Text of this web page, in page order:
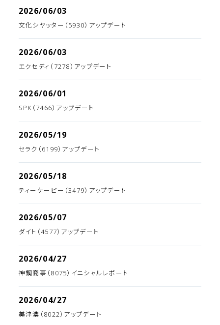
2026/06/03
文化シヤッター（5930）アップデート
2026/06/03
エクセディ（7278）アップデート
2026/06/01
SPK（7466）アップデート
2026/05/19
セラク（6199）アップデート
2026/05/18
ティーケーピー（3479）アップデート
2026/05/07
ダイト（4577）アップデート
2026/04/27
神鋼商事（8075）イニシャルレポート
2026/04/27
美津濃（8022）アップデート